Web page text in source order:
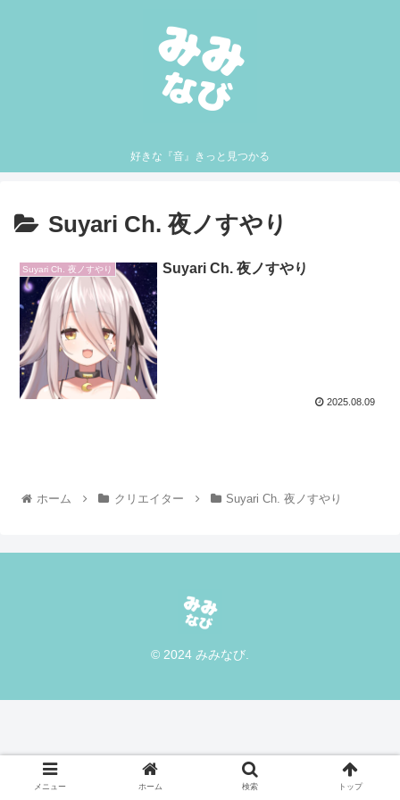
好きな『音』きっと見つかる
Suyari Ch. 夜ノすやり
Suyari Ch. 夜ノすやり Suyari Ch. 夜ノすやり
2025.08.09
ホーム クリエイター Suyari Ch. 夜ノすやり
© 2024 みみなび.
メニュー ホーム 検索 トップ